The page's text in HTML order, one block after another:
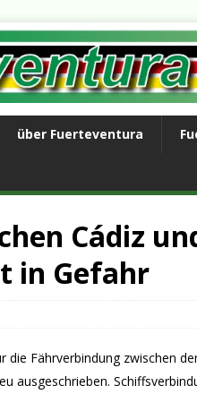
über Fuerteventura
Cádiz
in Gefahr
Fährverbindung zwischen
ausgeschrieben.